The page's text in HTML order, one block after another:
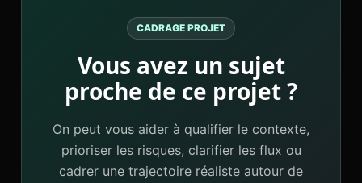
CADRAGE PROJET
Vous avez un sujet
proche de ce projet ?
On peut vous aider à qualifier le contexte,
prioriser les risques, clarifier les flux ou
cadrer une trajectoire réaliste autour de